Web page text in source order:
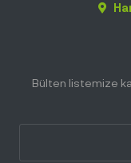
Bülten listemize